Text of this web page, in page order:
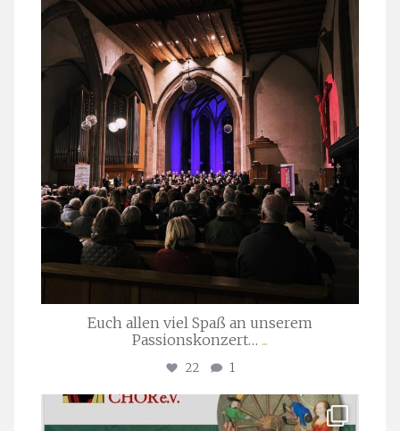
März 24
Euch allen viel Spaß an unserem
Passionskonzert… ...
22 1
stuttgarter_oratorienchor
Juli 22